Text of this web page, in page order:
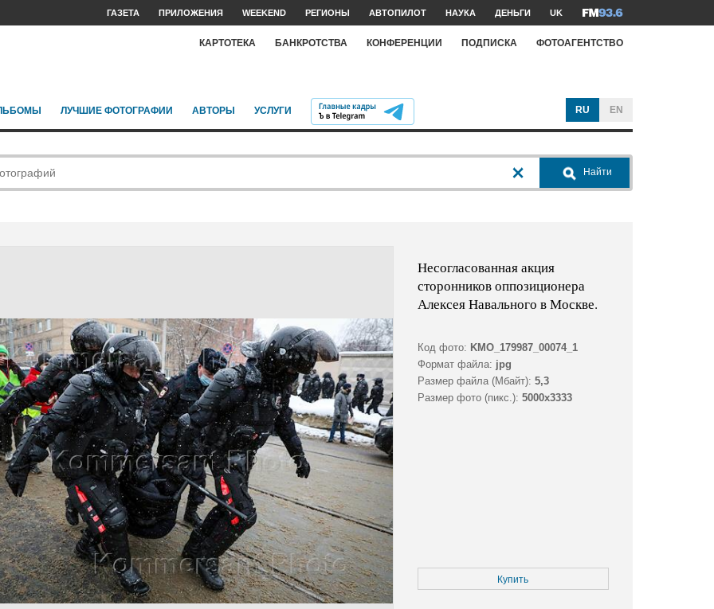
ГАЗЕТА ПРИЛОЖЕНИЯ WEEKEND РЕГИОНЫ АВТОПИЛОТ НАУКА ДЕНЬГИ UK
КАРТОТЕКА БАНКРОТСТВА КОНФЕРЕНЦИИ ПОДПИСКА ФОТОАГЕНТСТВО
ЛУЧШИЕ ФОТОГРАФИИ АВТОРЫ УСЛУГИ RU EN
Найти
Несогласованная акция
сторонников оппозиционера
Алексея Навального в Москве.
Код фото: KMO_179987_00074_1
Формат файла: jpg
Размер файла (Мбайт): 5,3
Размер фото (пикс.): 5000x3333
Купить